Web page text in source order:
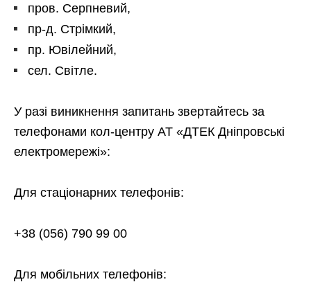
пров. Серпневий,
пр-д. Стрімкий,
пр. Ювілейний,
сел. Світле.
У разі виникнення запитань звертайтесь за
телефонами кол-центру АТ «ДТЕК Дніпровські
електромережі»:
Для стаціонарних телефонів:
+38 (056) 790 99 00
Для мобільних телефонів: